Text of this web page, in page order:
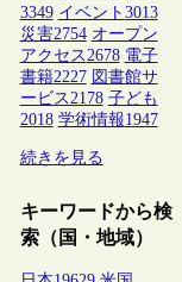
3349 イベント 3013
災害2754 オープン
アクセス 2678 電子
書籍2227 図書館サ
ービス 2178 子ども
2018 学術情報1947
続きを見る
キーワードから検
索（国・地域）